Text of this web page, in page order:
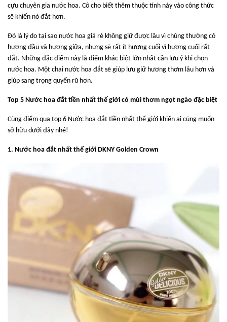
cựu chuyên gia nước hoa. Cô cho biết thêm thuộc tính này vào công thức
sẽ khiến nó đắt hơn.
Đó là lý do tại sao nước hoa giá rẻ không giữ được lâu vì chúng thường có
hương đầu và hương giữa, nhưng sẽ rất ít hương cuối vì hương cuối rất
đắt. Những đặc điểm này là điểm khác biệt lớn nhất cần lưu ý khi chọn
nước hoa. Một chai nước hoa đắt sẽ giúp lưu giữ hương thơm lâu hơn và
giúp sang trọng quyến rũ hơn.
Top 5 Nước hoa đắt tiền nhất thế giới có mùi thơm ngọt ngào đặc biệt
Cùng điểm qua top 6 Nước hoa đắt tiền nhất thế giới khiến ai cũng muốn
sở hữu dưới đây nhé!
1. Nước hoa đắt nhất thế giới DKNY Golden Crown